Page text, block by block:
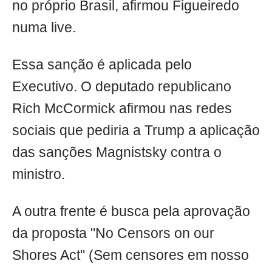
no próprio Brasil, afirmou Figueiredo
numa live.
Essa sanção é aplicada pelo
Executivo. O deputado republicano
Rich McCormick afirmou nas redes
sociais que pediria a Trump a aplicação
das sanções Magnistsky contra o
ministro.
A outra frente é busca pela aprovação
da proposta "No Censors on our
Shores Act" (Sem censores em nosso